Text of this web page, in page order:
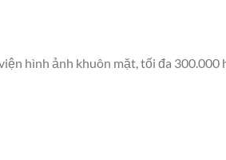
hình ảnh khuôn mặt, tối đa